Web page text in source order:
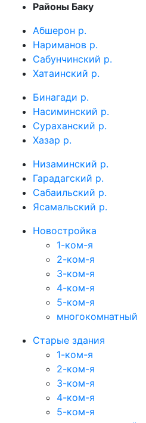
Районы Баку
Абшерон р.
Нариманов р.
Сабунчинский р.
Хатаинский р.
Бинагади р.
Насиминский р.
Сураханский р.
Хазар р.
Низаминский р.
Гарадагский р.
Сабаильский р.
Ясамальский р.
Новостройка
1-ком-я
2-ком-я
3-ком-я
4-ком-я
5-ком-я
многокомнатный
Старые здания
1-ком-я
2-ком-я
3-ком-я
4-ком-я
5-ком-я